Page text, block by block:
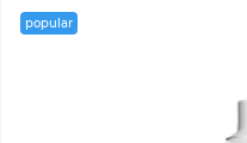
popular